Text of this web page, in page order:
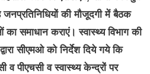
जनप्रतिनिधियों की मौजूदगी में बैठक
समाधान कराएं। स्वास्थ्य विभाग की
सीएमओ को निर्देश दिये गये कि
पीएचसी व स्वास्थ्य केन्द्रों पर